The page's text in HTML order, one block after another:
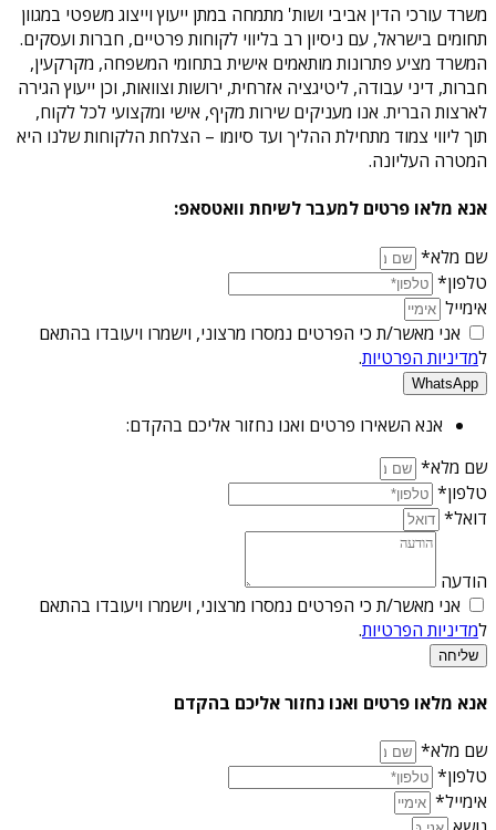
משרד עורכי הדין אביבי ושות' מתמחה במתן ייעוץ וייצוג משפטי במגוון
תחומים בישראל, עם ניסיון רב בליווי לקוחות פרטיים, חברות ועסקים.
המשרד מציע פתרונות מותאמים אישית בתחומי המשפחה, מקרקעין,
חברות, דיני עבודה, ליטיגציה אזרחית, ירושות וצוואות, וכן ייעוץ הגירה
לארצות הברית. אנו מעניקים שירות מקיף, אישי ומקצועי לכל לקוח,
תוך ליווי צמוד מתחילת ההליך ועד סיומו – הצלחת הלקוחות שלנו היא
המטרה העליונה.
אנא מלאו פרטים למעבר לשיחת וואטסאפ:
שם מלא*
טלפון*
אימייל
אני מאשר/ת כי הפרטים נמסרו מרצוני, וישמרו ויעובדו בהתאם
למדיניות הפרטיות.
WhatsApp
אנא השאירו פרטים ואנו נחזור אליכם בהקדם:
שם מלא*
טלפון*
דואל*
הודעה
אני מאשר/ת כי הפרטים נמסרו מרצוני, וישמרו ויעובדו בהתאם
למדיניות הפרטיות.
שליחה
אנא מלאו פרטים ואנו נחזור אליכם בהקדם
שם מלא*
טלפון*
אימייל*